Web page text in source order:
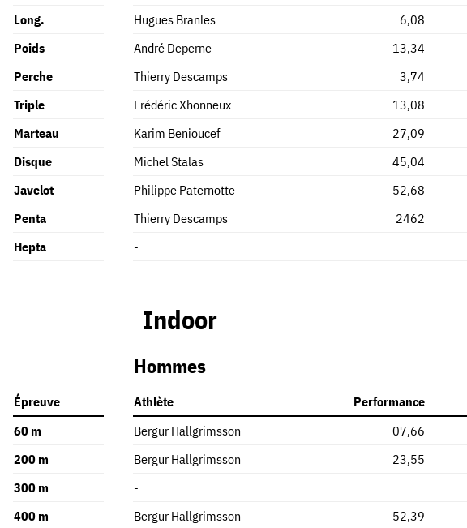
Long.
Hugues Branles 6,08
Poids
André Deperne 13,34
Perche
Thierry Descamps 3,74
Triple
Frédéric Xhonneux 13,08
Marteau
Karim Benioucef 27,09
Disque
Michel Stalas 45,04
Javelot
Philippe Paternotte 52,68
Penta
Thierry Descamps 2462
Hepta
-
Indoor
Hommes
Épreuve Athlète Performance
60 m
Bergur Hallgrimsson 07,66
200 m
Bergur Hallgrimsson 23,55
300 m
-
400 m
Bergur Hallgrimsson 52,39